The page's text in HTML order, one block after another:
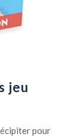
jeu
pour